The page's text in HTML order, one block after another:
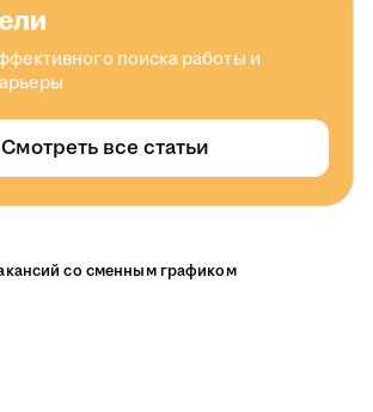
поиска работы и
Смотреть все статьи
со сменным графиком